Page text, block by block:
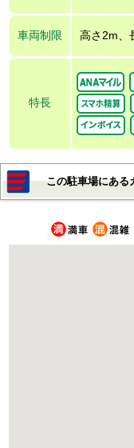
車両制限 高さ2m、
特長
この駐車場にある